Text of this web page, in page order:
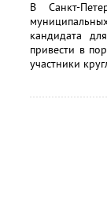
В Санкт-
кандидата
привести в
участники